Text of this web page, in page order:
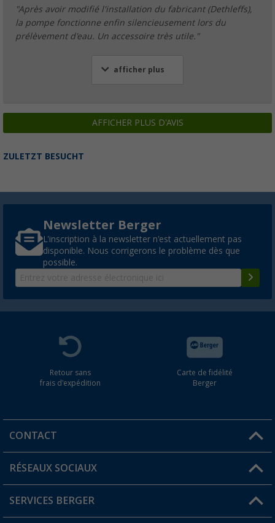
"Après avoir modifié l'installation du fabricant (Dethleffs),
la pompe fonctionne enfin silencieusement lors du
prélèvement d'eau. Un accessoire très utile."
afficher plus
AFFICHER PLUS D'AVIS
ZULETZT BESUCHT
Newsletter Berger
L'inscription à la newsletter n'est actuellement pas
disponible. Nous corrigerons le problème dès que
possible.
Retour sans
frais d'expédition
Carte de fidélité
Berger
CONTACT
Une question ?
Trouver une magasin
RÉSEAUX SOCIAUX
SERVICES BERGER